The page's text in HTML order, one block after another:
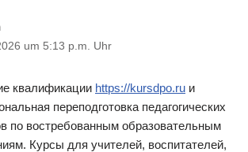
um 5:13 p.m. Uhr
квалификации https://kursdpo.ru и
переподготовка педагогических
по востребованным образовательным
Курсы для учителей, воспитателей,